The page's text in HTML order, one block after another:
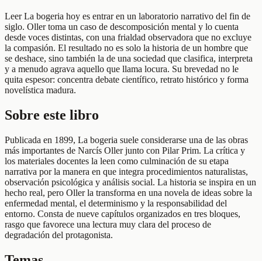
Leer La bogeria hoy es entrar en un laboratorio narrativo del fin de
siglo. Oller toma un caso de descomposición mental y lo cuenta
desde voces distintas, con una frialdad observadora que no excluye
la compasión. El resultado no es solo la historia de un hombre que
se deshace, sino también la de una sociedad que clasifica, interpreta
y a menudo agrava aquello que llama locura. Su brevedad no le
quita espesor: concentra debate científico, retrato histórico y forma
novelística madura.
Sobre este libro
Publicada en 1899, La bogeria suele considerarse una de las obras
más importantes de Narcís Oller junto con Pilar Prim. La crítica y
los materiales docentes la leen como culminación de su etapa
narrativa por la manera en que integra procedimientos naturalistas,
observación psicológica y análisis social. La historia se inspira en un
hecho real, pero Oller la transforma en una novela de ideas sobre la
enfermedad mental, el determinismo y la responsabilidad del
entorno. Consta de nueve capítulos organizados en tres bloques,
rasgo que favorece una lectura muy clara del proceso de
degradación del protagonista.